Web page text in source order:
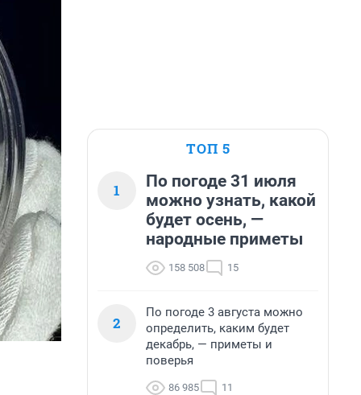
ТОП 5
1
По погоде 31 июля
можно узнать, какой
будет осень, —
народные приметы
158 508 15
2
По погоде 3 августа можно
определить, каким будет
декабрь, — приметы и
поверья
86 985 11